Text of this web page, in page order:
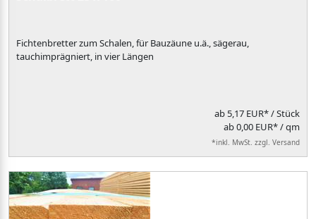
Fichtenbretter zum Schalen, für Bauzäune u.ä., sägerau,
tauchimprägniert, in vier Längen
ab 5,17 EUR*/ Stück
ab 0,00 EUR* / qm
*inkl. MwSt. zzgl. Versand